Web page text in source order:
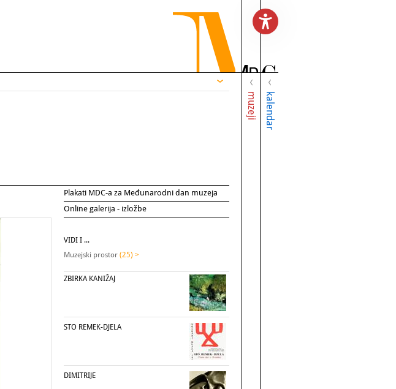
muzeji kalendar
Plakati MDC-a za Međunarodni dan muzeja
Online galerija - izložbe
VIDI I ...
Muzejski prostor (25) >
ZBIRKA KANIŽAJ
STO REMEK-DJELA
DIMITRIJE